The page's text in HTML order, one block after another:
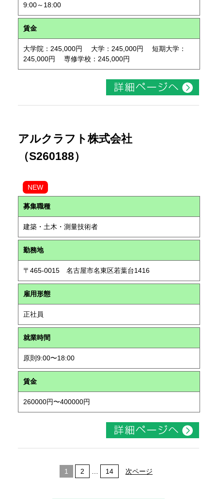
9:00～18:00
賃金
大学院：245,000円 大学：245,000円 短期大学：
245,000円 専修学校：245,000円
アルクラフト株式会社
（S260188）
NEW
募集職種
建築・土木・測量技術者
勤務地
〒465-0015 名古屋市名東区若葉台1416
雇用形態
正社員
就業時間
原則9:00〜18:00
賃金
260000円〜400000円
1 2 14 次ページ